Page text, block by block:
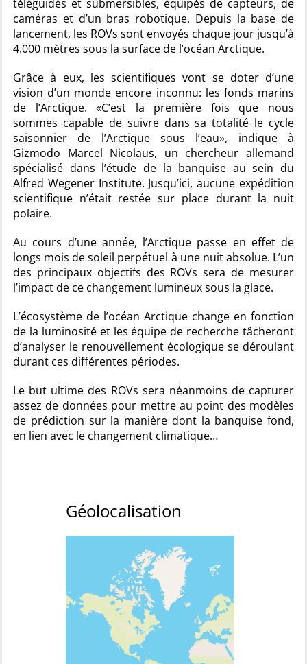
téléguidés et submersibles, équipés de capteurs, de
caméras et d’un bras robotique. Depuis la base de
lancement, les ROVs sont envoyés chaque jour jusqu’à
4.000 mètres sous la surface de l’océan Arctique.
Grâce à eux, les scientifiques vont se doter d’une
vision d’un monde encore inconnu: les fonds marins
de l’Arctique. «C’est la première fois que nous
sommes capable de suivre dans sa totalité le cycle
saisonnier de l’Arctique sous l’eau», indique à
Gizmodo Marcel Nicolaus, un chercheur allemand
spécialisé dans l’étude de la banquise au sein du
Alfred Wegener Institute. Jusqu’ici, aucune expédition
scientifique n’était restée sur place durant la nuit
polaire.
Au cours d’une année, l’Arctique passe en effet de
longs mois de soleil perpétuel à une nuit absolue. L’un
des principaux objectifs des ROVs sera de mesurer
l’impact de ce changement lumineux sous la glace.
L’écosystème de l’océan Arctique change en fonction
de la luminosité et les équipe de recherche tâcheront
d’analyser le renouvellement écologique se déroulant
durant ces différentes périodes.
Le but ultime des ROVs sera néanmoins de capturer
assez de données pour mettre au point des modèles
de prédiction sur la manière dont la banquise fond,
en lien avec le changement climatique…
Géolocalisation